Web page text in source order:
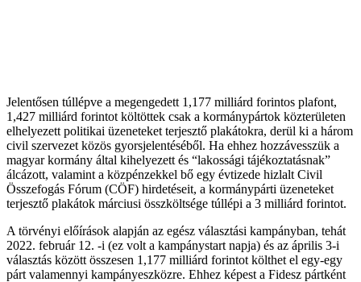
Jelentősen túllépve a megengedett 1,177 milliárd forintos plafont,
1,427 milliárd forintot költöttek csak a kormánypártok közterületen
elhelyezett politikai üzeneteket terjesztő plakátokra, derül ki a három
civil szervezet közös gyorsjelentéséből. Ha ehhez hozzávesszük a
magyar kormány által kihelyezett és “lakossági tájékoztatásnak”
álcázott, valamint a közpénzekkel bő egy évtizede hizlalt Civil
Összefogás Fórum (CÖF) hirdetéseit, a kormánypárti üzeneteket
terjesztő plakátok márciusi összköltsége túllépi a 3 milliárd forintot.
A törvényi előírások alapján az egész választási kampányban, tehát
2022. február 12. -i (ez volt a kampánystart napja) és az április 3-i
választás között összesen 1,177 milliárd forintot költhet el egy-egy
párt valamennyi kampányeszközre. Ehhez képest a Fidesz pártként